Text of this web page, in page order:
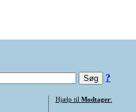
?
Hjælp til Modtager: